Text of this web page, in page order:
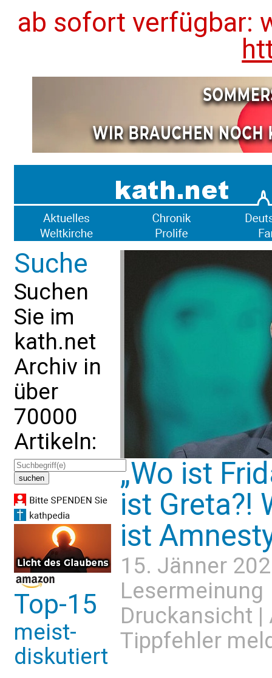
ab sofort verfügbar:
Suche
Suchen
Sie im
kath.net
Archiv in
über
70000
Artikeln:
Top-15
meist-
diskutiert
„Wo ist
ist Greta?!
ist
15. Jänner
Lesermeinung
Druckansicht |
Tippfehler